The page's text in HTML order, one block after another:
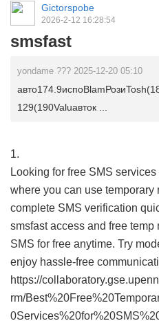
Gictorspobe
2026-2-12 16:28:54
smsfast
yondame ??? 2025-12-20 05:10
129(190Valuавток ...
1.
Looking for free SMS
where you can use temporary
complete SMS verification
smsfast access and free
SMS for free anytime. Try
enjoy hassle-free
https://
rm/